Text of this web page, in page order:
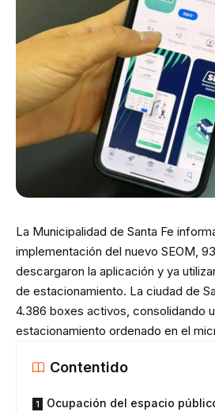
La Municipalidad de Santa Fe
implementación del nuevo SEOM,
descargaron la aplicación y ya
de estacionamiento. La ciudad de
4.386 boxes activos, consolidando
estacionamiento ordenado en el
Contentido
Ocupación del espacio